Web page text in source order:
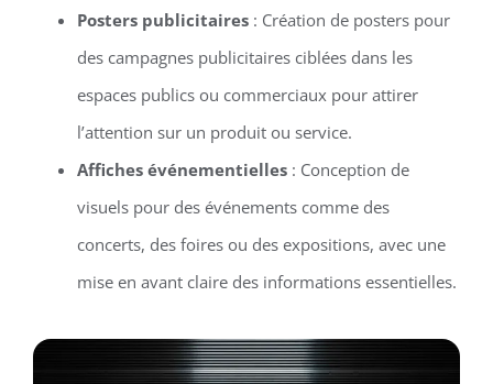
Posters publicitaires: Création de posters pour
des campagnes publicitaires ciblées dans les
espaces publics ou commerciaux pour attirer
l’attention sur un produit ou service.
Affiches événementielles: Conception de
visuels pour des événements comme des
concerts, des foires ou des expositions, avec une
mise en avant claire des informations essentielles.